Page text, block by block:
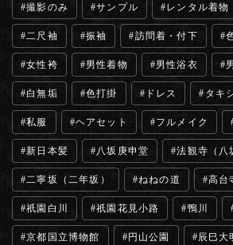
撮影のみ サンプル レンタル着物
二尺袖 振袖 訪問着・付下
女性袴 男性着物 男性浴衣
白無垢 色打掛 ドレス タキ
私服 ヘアセット フルメイク
新日本髪 八坂庚申堂 法観寺（八
二寧坂（二年坂） ねねの道 高台
祇園白川 祇園花見小路 鴨川
京都国立博物館 円山公園 辰巳大